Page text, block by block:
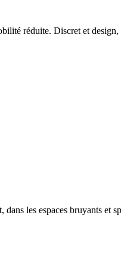
réduite. Discret et
les espaces bruyants et